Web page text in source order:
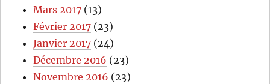
Mars 2017 (13)
Février 2017 (23)
Janvier 2017 (24)
Décembre 2016 (23)
Novembre 2016 (23)